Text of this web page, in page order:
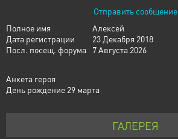
Отправить сообщение
Полное имя
Алексей
Дата регистрации
23 Декабря 2018
Посл. посещ. форума
7 Августа 2026
Анкета героя
День рождение 29 марта
ГАЛЕРЕЯ